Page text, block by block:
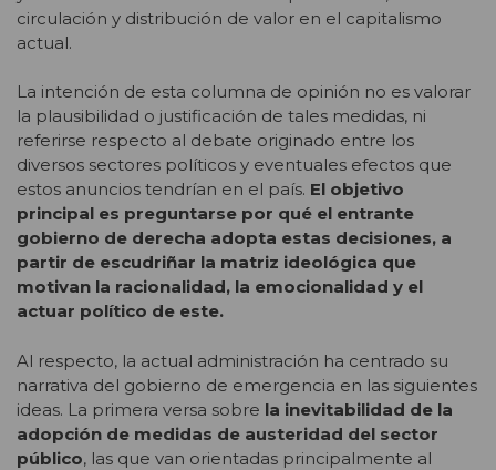
circulación y distribución de valor en el capitalismo
actual.
La intención de esta columna de opinión no es valorar
la plausibilidad o justificación de tales medidas, ni
referirse respecto al debate originado entre los
diversos sectores políticos y eventuales efectos que
estos anuncios tendrían en el país. El objetivo
principal es preguntarse por qué el entrante
gobierno de derecha adopta estas decisiones, a
partir de escudriñar la matriz ideológica que
motivan la racionalidad, la emocionalidad y el
actuar político de este.
Al respecto, la actual administración ha centrado su
narrativa del gobierno de emergencia en las siguientes
ideas. La primera versa sobre la inevitabilidad de la
adopción de medidas de austeridad del sector
público, las que van orientadas principalmente al